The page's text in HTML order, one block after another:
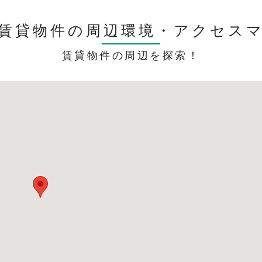
貸物件の周辺環境・ アクセス
賃貸物件の周辺を探索！